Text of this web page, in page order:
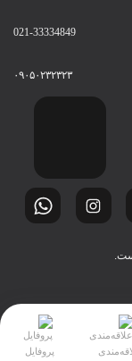
پروفایل
021-33334849
۰۹۰۵۰۲۳۲۳۲۳